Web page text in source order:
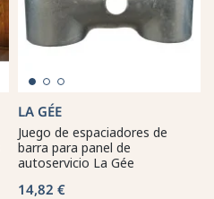
LA GÉE
Juego de espaciadores de
barra para panel de
autoservicio La Gée
14,82 €